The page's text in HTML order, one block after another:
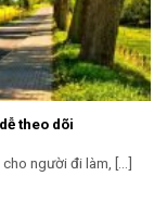
theo dõi
người đi làm, [...]